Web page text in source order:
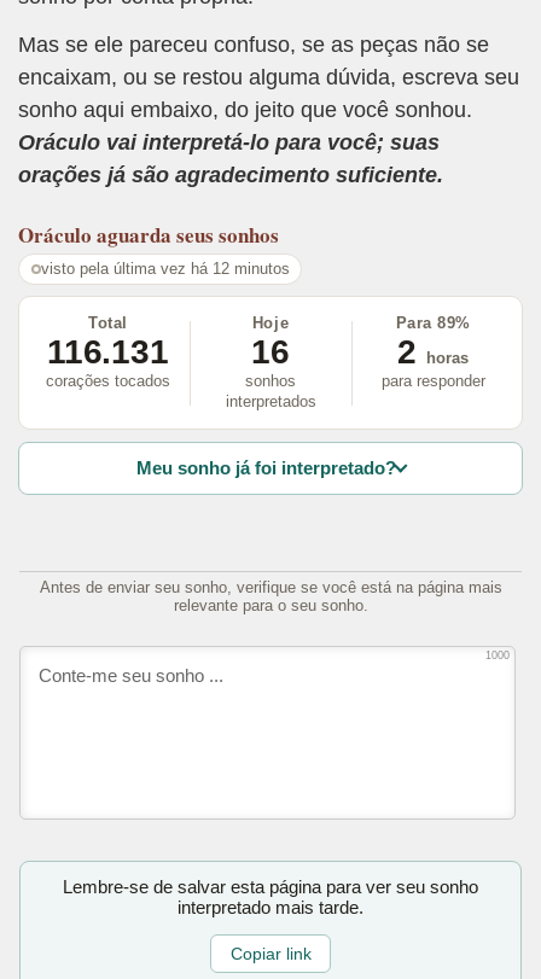
Mas se ele pareceu confuso, se as peças não se
encaixam, ou se restou alguma dúvida, escreva seu
sonho aqui embaixo, do jeito que você sonhou.
Oráculo vai interpretá-lo para você; suas
orações já são agradecimento suficiente.
Oráculo aguarda seus sonhos
visto pela última vez há 12 minutos
Total
116.131
corações tocados
Hoje
16
sonhos
interpretados
Para 89%
2
horas
para responder
Meu sonho já foi interpretado?
Antes de enviar seu sonho, verifique se você está na página mais
relevante para o seu sonho.
1000
Lembre-se de salvar esta página para ver seu sonho
interpretado mais tarde.
Copiar link